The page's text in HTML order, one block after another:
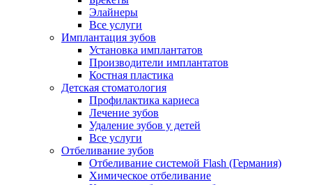
Элайнеры
Все услуги
Имплантация зубов
Установка имплантатов
Производители имплантатов
Костная пластика
Детская стоматология
Профилактика кариеса
Лечение зубов
Удаление зубов у детей
Все услуги
Отбеливание зубов
Отбеливание системой Flash (Германия)
Химическое отбеливание